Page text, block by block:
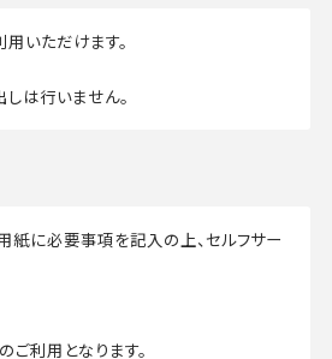
いただけます。
は行いません。
紙に必要事項を記入の上、セルフサー
利用となります。